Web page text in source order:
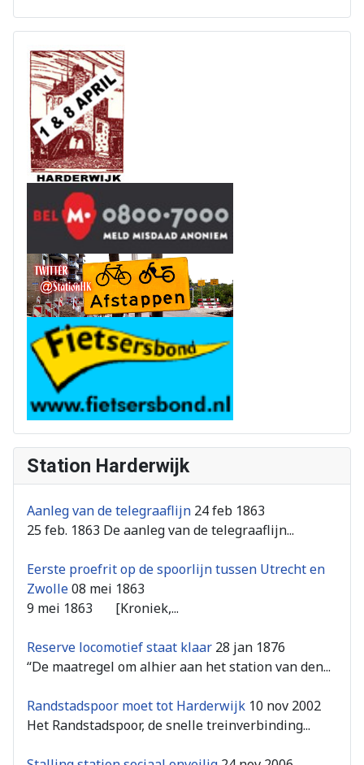
Station Harderwijk
Aanleg van de telegraaflijn 24 feb 1863
25 feb. 1863 De aanleg van de telegraaflijn...
Eerste proefrit op de spoorlijn tussen Utrecht en
Zwolle08 mei 1863
9 mei 1863 [Kroniek,...
Reserve locomotief staat klaar 28 jan 1876
“De maatregel om alhier aan het station van den...
Randstadspoor moet tot Harderwijk 10 nov 2002
Het Randstadspoor, de snelle treinverbinding...